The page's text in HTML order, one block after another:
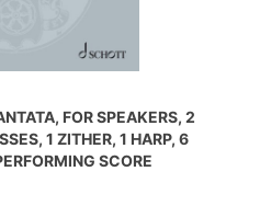
FOR SPEAKERS, 2
1 ZITHER, 1 HARP, 6
SCORE